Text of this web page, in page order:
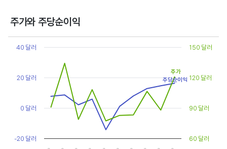
상대적으로 싸게 거래된다고 판단합니다.
높으면 주가수익배수도 높게 평가 받습니다. 이는 순이익 성장률이 높으면 주가도 크게
상승한다는 뜻입니다.
10년 간 장기적인 주가수익배수의 움직임과 최고, 최저점을 확인한 후, 현재 시점
주가수익배수와 비교해 주가가 싼지 비싼지를 평가하는게 좋습니다. 일반적으로 장기적인
주가수익배수의 평균 정도에 있으면 매수를 검토하고, 역사적인 최고점 수준에 있다면
이익이 더 성장할 수 있을지 더 꼼꼼히 살피고 유의해야 합니다.
주가와 주당순이익
Chart
Line chart with 2 lines.
The chart has 1 X axis displaying categories.
The chart has 2 Y axes displaying values, and values.
-20 달러
0 달러
20 달러
40 달러
60 달러
90 달러
120 달러
150 달러
주당순이익
주가